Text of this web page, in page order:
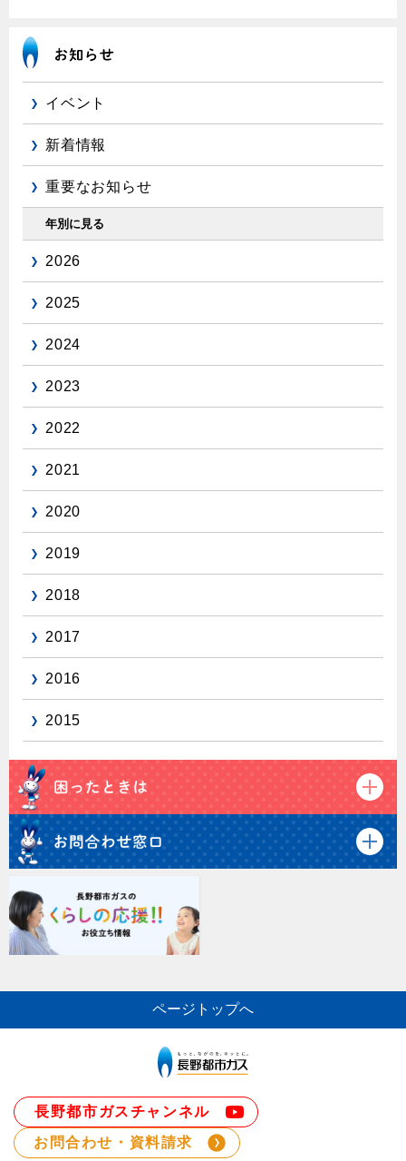
イベント
新着情報
重要なお知らせ
年別に見る
2026
2025
2024
2023
2022
2021
2020
2019
2018
2017
2016
2015
ページトップへ
長野都市ガスチャンネル
お問合わせ・資料請求